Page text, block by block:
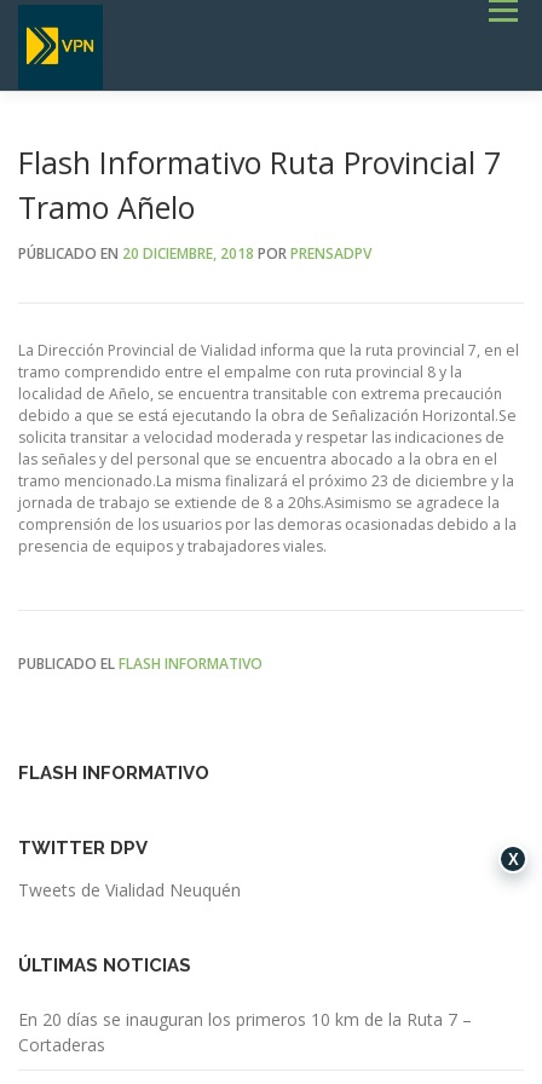
Saltar
contenido
Menú
SERVICIOS
TERMINOS DE REFERENCIA GENERALES- OBRAS VIALES
Flash Informativo Ruta Provincial 7
Tramo Añelo
PÚBLICADO EN 20 DICIEMBRE, 2018 PORPRENSADPV
La Dirección Provincial de Vialidad informa que la ruta provincial 7, en el
tramo comprendido entre el empalme con ruta provincial 8 y la
localidad de Añelo, se encuentra transitable con extrema precaución
debido a que se está ejecutando la obra de Señalización Horizontal.Se
solicita transitar a velocidad moderada y respetar las indicaciones de
las señales y del personal que se encuentra abocado a la obra en el
tramo mencionado.La misma finalizará el próximo 23 de diciembre y la
jornada de trabajo se extiende de 8 a 20hs.Asimismo se agradece la
comprensión de los usuarios por las demoras ocasionadas debido a la
presencia de equipos y trabajadores viales.
PUBLICADO ELFLASH INFORMATIVO
FLASH INFORMATIVO
TWITTER DPV
Tweets de Vialidad Neuquén
ÚLTIMAS NOTICIAS
En 20 días se inauguran los primeros 10 km de la Ruta 7 –
Cortaderas
X